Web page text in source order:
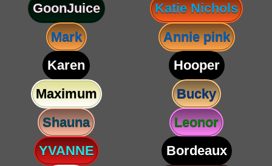
GoonJuice
Katie Nichols
Mark
Annie pink
Karen
Hooper
Maximum
Bucky
Shauna
Leonor
YVANNE
Bordeaux